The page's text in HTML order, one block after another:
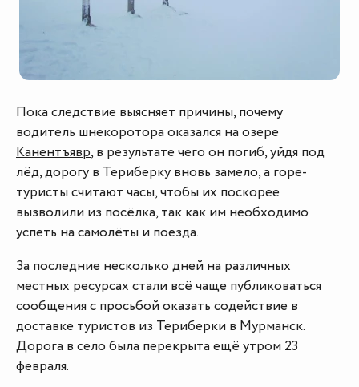
Пока следствие выясняет причины, почему
водитель шнекоротора оказался на озере
Канентъявр, в результате чего он погиб, уйдя под
лёд, дорогу в Териберку вновь замело, а горе-
туристы считают часы, чтобы их поскорее
вызволили из посёлка, так как им необходимо
успеть на самолёты и поезда.
За последние несколько дней на различных
местных ресурсах стали всё чаще публиковаться
сообщения с просьбой оказать содействие в
доставке туристов из Териберки в Мурманск.
Дорога в село была перекрыта ещё утром 23
февраля.